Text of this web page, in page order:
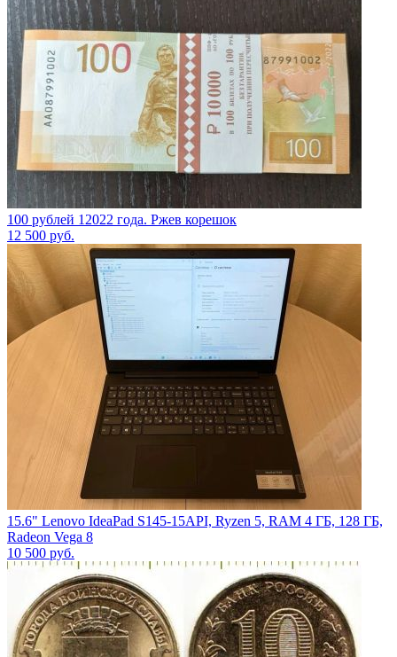
100 рублей 12022 года. Ржев корешок
12 500 руб.
15.6" Lenovo IdeaPad S145-15API, Ryzen 5, RAM 4 ГБ, 128 ГБ,
Radeon Vega 8
10 500 руб.